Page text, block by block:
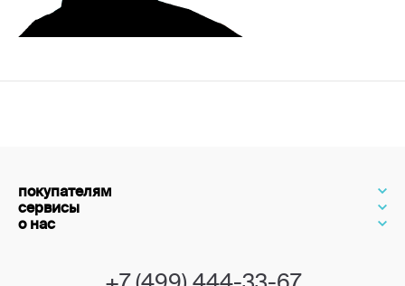
покупателям
сервисы
о нас